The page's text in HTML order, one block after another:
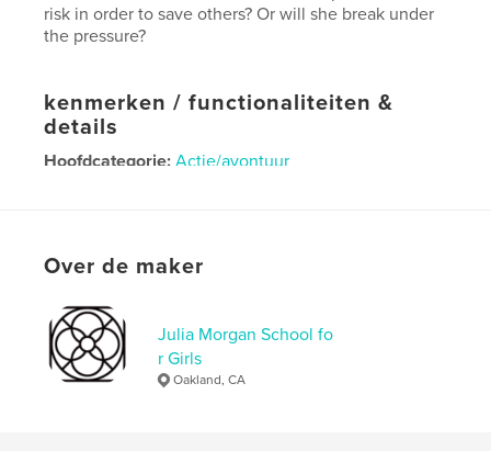
risk in order to save others? Or will she break under
the pressure?
kenmerken / functionaliteiten &
details
Hoofdcategorie: Actie/avontuur
Paperback: 9798240538681
Datum publiceren:
TaalEnglish
Over de maker
Julia Morgan School fo
r Girls
Oakland, CA